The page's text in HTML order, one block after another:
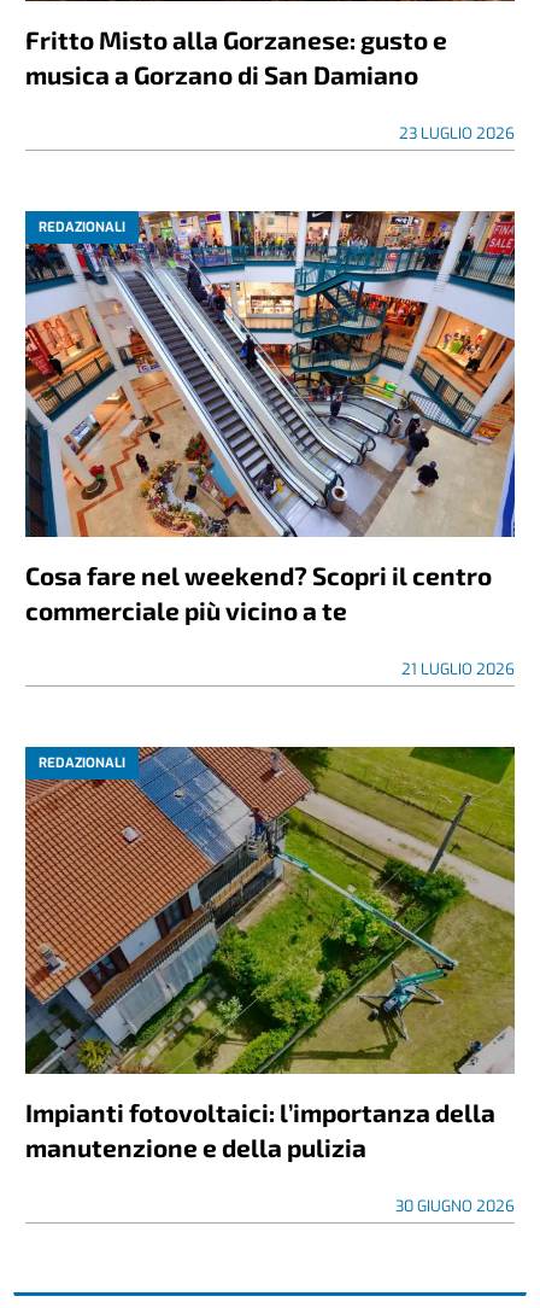
Fritto Misto alla Gorzanese: gusto e
musica a Gorzano di San Damiano
23 LUGLIO 2026
REDAZIONALI
Cosa fare nel weekend? Scopri il centro
commerciale più vicino a te
21 LUGLIO 2026
REDAZIONALI
Impianti fotovoltaici: l’importanza della
manutenzione e della pulizia
30 GIUGNO 2026